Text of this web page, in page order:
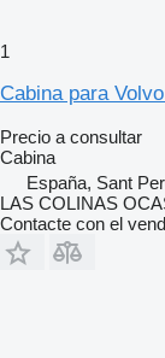
1
Cabina para
Precio a consultar
Cabina
España, Sant
LAS COLINAS
Contacte con el